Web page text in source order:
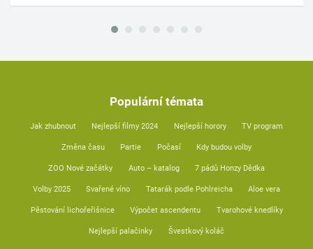
Populární témata
Jak zhubnout Nejlepší filmy 2024 Nejlepší horory TV program
Změna času Partie Počasí Kdy budou volby
ZOO Nové začátky Auto – katalog 7 pádů Honzy Dědka
Volby 2025 Svařené víno Tatarák podle Pohlreicha Aloe vera
Pěstování lichořeřišnice Výpočet ascendentu Tvarohové knedlíky
Nejlepší palačinky Švestkový koláč